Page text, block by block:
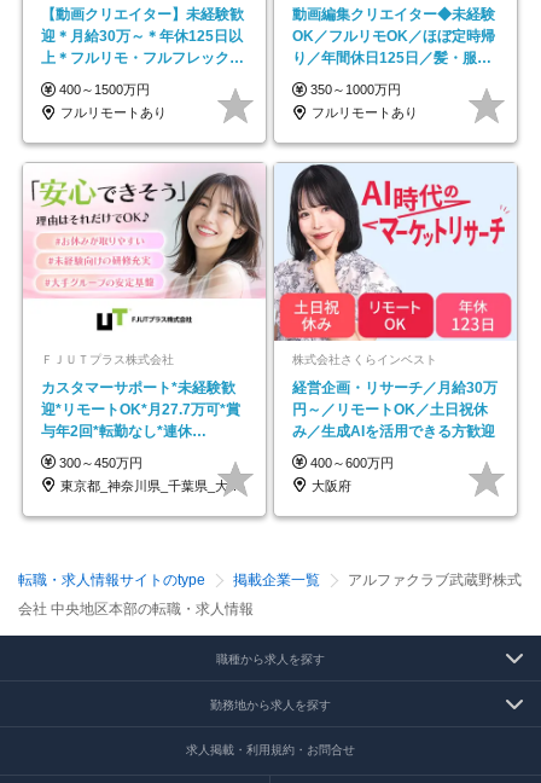
【動画クリエイター】未経験歓
迎＊月給30万～＊年休125日以
上＊フルリモ・フルフレックス
◆10名の採用が決定◆
400～1500万円
フルリモートあり
動画編集クリエイター◆未経験
OK／フルリモOK／ほぼ定時帰
り／年間休日125日／髪・服・
ネイル自由／副業OK
350～1000万円
フルリモートあり
ＦＪＵＴプラス株式会社
カスタマーサポート*未経験歓
迎*リモートOK*月27.7万可*賞
与年2回*転勤なし*連休
OK/ZE010232
300～450万円
東京都_神奈川県_千葉県_大阪府_愛知県…
株式会社さくらインベスト
経営企画・リサーチ／月給30万
円～／リモートOK／土日祝休
み／生成AIを活用できる方歓迎
400～600万円
大阪府
転職・求人情報サイトのtype 掲載企業一覧
アルファクラブ武蔵野株式
会社 中央地区本部の転職・求人情報
職種から求人を探す
勤務地から求人を探す
求人掲載・利用規約・お問合せ